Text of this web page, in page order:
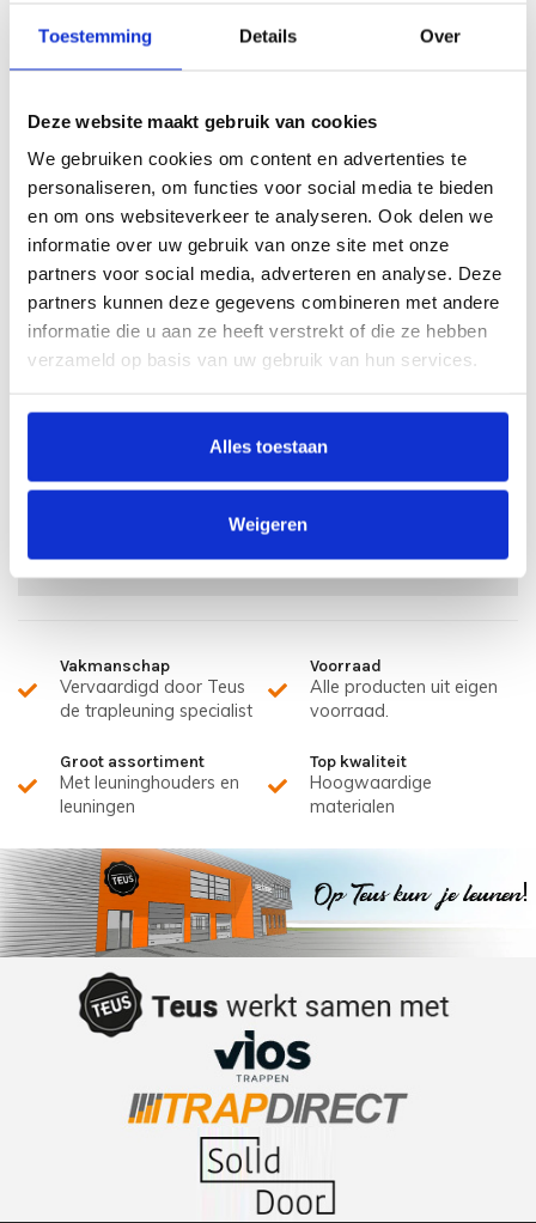
Toestemming Details Over
Deze website maakt gebruik van cookies
We gebruiken cookies om content en advertenties te
personaliseren, om functies voor social media te bieden
en om ons websiteverkeer te analyseren. Ook delen we
informatie over uw gebruik van onze site met onze
partners voor social media, adverteren en analyse. Deze
partners kunnen deze gegevens combineren met andere
informatie die u aan ze heeft verstrekt of die ze hebben
verzameld op basis van uw gebruik van hun services.
Alles toestaan
Weigeren
Meer informatie over dit product vind je
hieronder.
Hoe kan ik mijn trapleuning opmeten?
Hoe makkelijk is de montage van de trapleuning?
Kan ik ook gebogen trapleuningen bestellen?
Kan ik een specifieke aanpassing doorgeven?
Kan ik eerst een trapleuning zien voor ik bestel?
Vakmanschap
Vervaardigd door Teus
de trapleuning specialist
Voorraad
Alle producten uit eigen
voorraad.
Groot assortiment
Met leuninghouders en
leuningen
Top kwaliteit
Hoogwaardige
materialen